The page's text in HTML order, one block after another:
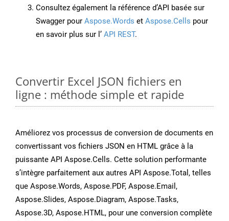
Consultez également la référence d’API basée sur
Swagger pour Aspose.Words et Aspose.Cells pour
en savoir plus sur l’ API REST.
Convertir Excel JSON fichiers en
ligne : méthode simple et rapide
Améliorez vos processus de conversion de documents en
convertissant vos fichiers JSON en HTML grâce à la
puissante API Aspose.Cells. Cette solution performante
s’intègre parfaitement aux autres API Aspose.Total, telles
que Aspose.Words, Aspose.PDF, Aspose.Email,
Aspose.Slides, Aspose.Diagram, Aspose.Tasks,
Aspose.3D, Aspose.HTML, pour une conversion complète